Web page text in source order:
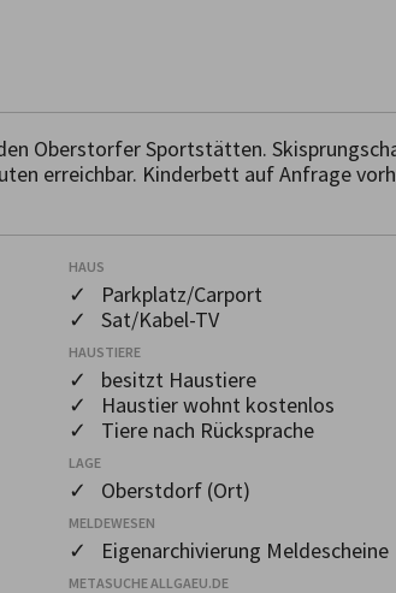
Oberstorfer Sportstätten.
erreichbar. Kinderbett auf Anfrage
HAUS
✓ Parkplatz/Carport
✓ Sat/Kabel-TV
HAUSTIERE
✓ besitzt Haustiere
✓ Haustier wohnt kostenlos
✓ Tiere nach Rücksprache
LAGE
✓ Oberstdorf (Ort)
MELDEWESEN
✓ Eigenarchivierung Meldescheine
METASUCHE ALLGAEU.DE